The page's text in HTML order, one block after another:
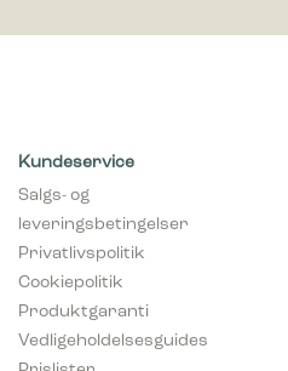
Kundeservice
Salgs- og
leveringsbetingelser
Privatlivspolitik
Cookiepolitik
Produktgaranti
Vedligeholdelsesguides
Prislister